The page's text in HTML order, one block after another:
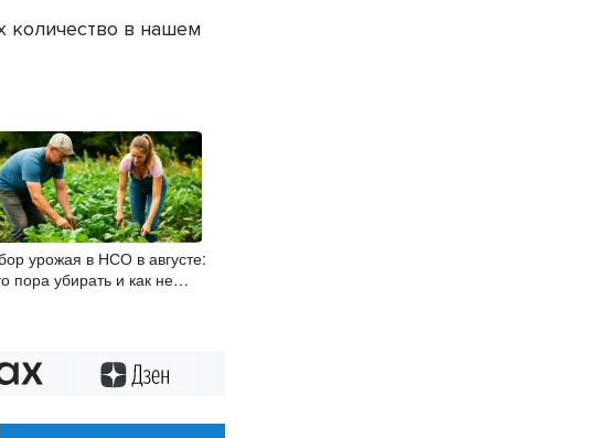
количество в нашем
урожая в НСО в августе:
пора убирать и как не